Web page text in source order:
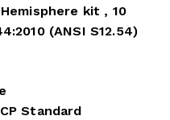
Hemisphere kit , 10
(ANSI S12.54)
Standard